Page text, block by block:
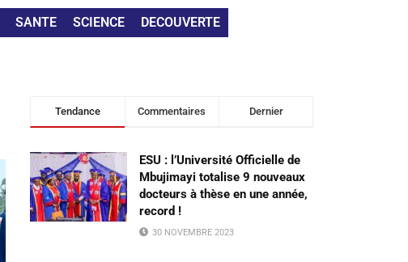
SANTE SCIENCE DECOUVERTE
Tendance Commentaires Dernier
ESU : l’Université Officielle de
Mbujimayi totalise 9 nouveaux
docteurs à thèse en une année,
record !
30 NOVEMBRE 2023